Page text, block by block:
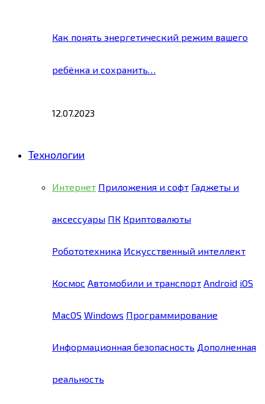
Как понять энергетический режим вашего
ребёнка и сохранить…
12.07.2023
Технологии
Интернет Приложения и софт Гаджеты и
аксессуары ПК Криптовалюты
Робототехника Искусственный интеллект
Космос Автомобили и транспорт Android iOS
MacOS Windows Программирование
Информационная безопасность Дополненная
реальность